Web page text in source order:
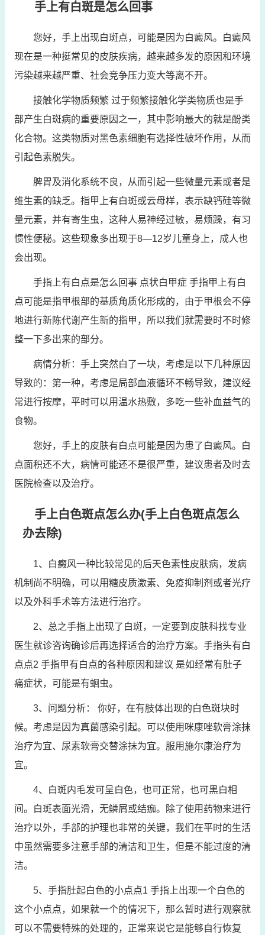
手上有白斑是怎么回事
您好，手上出现白斑点，可能是因为白癜风。白癜风
现在是一种挺常见的皮肤疾病，越来越多发的原因和环境
污染越来越严重、社会竞争压力变大等离不开。
接触化学物质频繁 过于频繁接触化学类物质也是手
部产生白斑病的重要原因之一，其中影响最大的就是酚类
化合物。这类物质对黑色素细胞有选择性破坏作用，从而
引起色素脱失。
脾胃及消化系统不良，从而引起一些微量元素或者是
维生素的缺乏。指甲上有白斑或云母样，表示缺钙硅等微
量元素，并有寄生虫，这种人易神经过敏，易烦躁，有习
惯性便秘。这些现象多出现于8—12岁儿童身上，成人也
会出现。
手指上有白点是怎么回事 点状白甲症 手指甲上有白
点可能是指甲根部的基质角质化形成的，由于甲根会不停
地进行新陈代谢产生新的指甲，所以我们就需要时不时修
整一下多出来的部分。
病情分析：手上突然白了一块，考虑是以下几种原因
导致的：第一种，考虑是局部血液循环不畅导致，建议经
常进行按摩，平时可以用温水热敷，多吃一些补血益气的
食物。
您好，手上的皮肤有白点可能是因为患了白癜风。白
点面积还不大，病情可能还不是很严重，建议患者及时去
医院检查以及治疗。
手上白色斑点怎么办(手上白色斑点怎么
办去除)
1、白癜风一种比较常见的后天色素性皮肤病，发病
机制尚不明确，可以用糖皮质激素、免疫抑制剂或者光疗
以及外科手术等方法进行治疗。
2、总之手指上出现了白斑，一定要到皮肤科找专业
医生就诊咨询确诊后再选择适合的治疗方案。手指头有白
点点2 手指甲有白点的各种原因和建议 是如经常有肚子
痛症状，可能是有蛔虫。
3、问题分析： 你好，在有肢体出现的白色斑块时
候。考虑是因为真菌感染引起。可以使用咪康唑软膏涂抹
治疗为宜、尿素软膏交替涂抹为宜。服用施尔康治疗为
宜。
4、白斑内毛发可呈白色，也可正常，也可黑白相
间。白斑表面光滑，无鳞屑或结痂。除了使用药物来进行
治疗以外，手部的护理也非常的关键，我们在平时的生活
中虽然需要多注意手部的清洁和卫生，但是不能过度的清
洁。
5、手指肚起白色的小点点1 手指上出现一个白色的
这个小点点，如果就一个的情况下，那么暂时进行观察就
可以不需要特殊的处理的，正常来说它是能够自行恢复